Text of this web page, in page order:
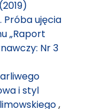
Próba ujęcia
„Raport
Nr 3
i styl
,